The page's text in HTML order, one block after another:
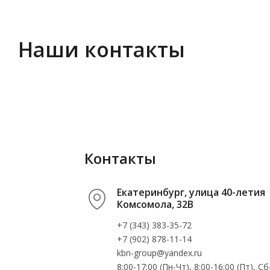
Наши контакты
Контакты
Екатеринбург, улица 40-летия
Комсомола, 32В
+7 (343) 383-35-72
+7 (902) 878-11-14
kbn-group@yandex.ru
8:00-17:00 (Пн-Чт), 8:00-16:00 (Пт),